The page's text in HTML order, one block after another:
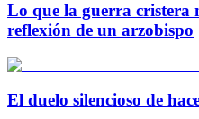
Lo que la guerra cristera
reflexión de un arzobispo
El duelo silencioso de